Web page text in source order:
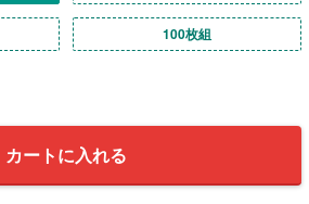
100枚組
カートに入れる